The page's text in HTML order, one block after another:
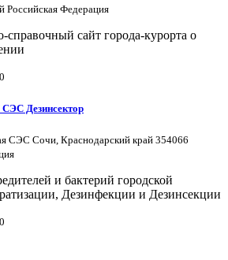
Российская Федерация
сайт города-курорта о
Дезинсектор
СЭС Сочи, Краснодарский край 354066
и бактерий городской
Дезинфекции и Дезинсекции